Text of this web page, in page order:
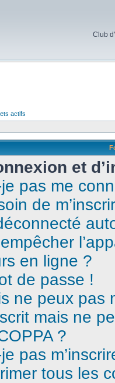
Club
actifs
et
pas me
de
en ligne ?
de passe !
ne peux pas
mais ne
?
pas
tous les